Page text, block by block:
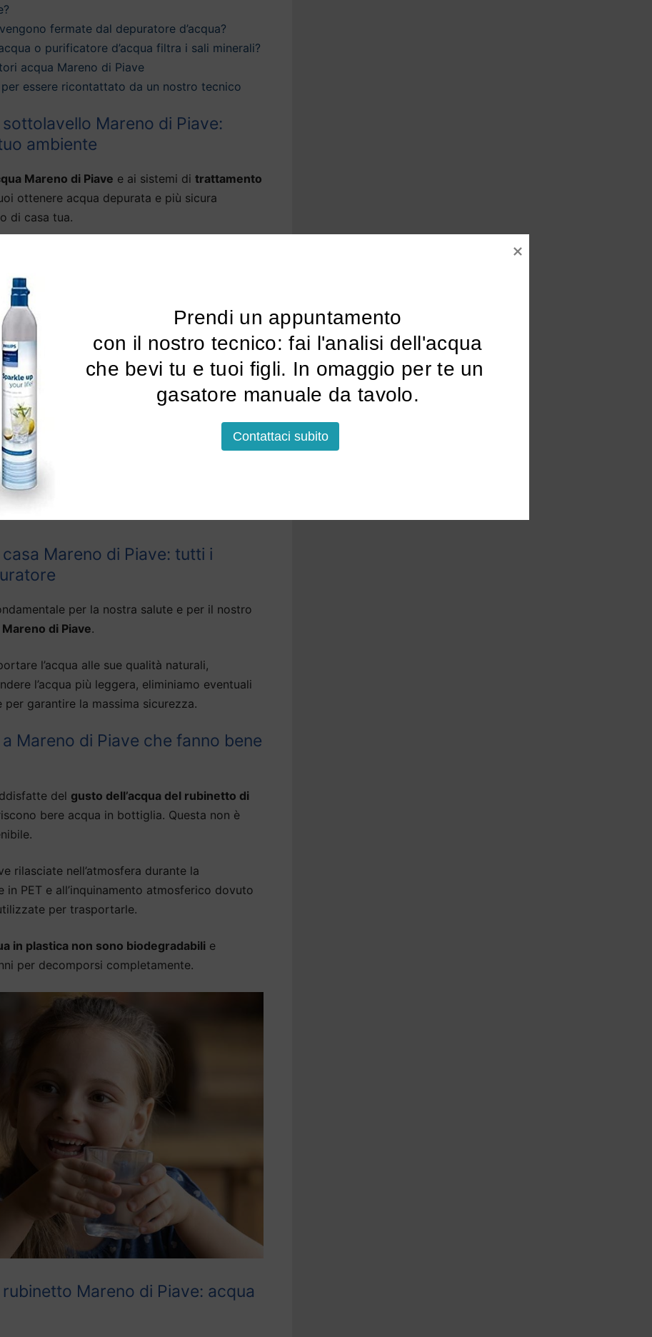
fermate dal depuratore d’acqua?
o purificatore d’acqua filtra i sali minerali?
acqua Mareno di Piave
essere ricontattato da un nostro tecnico
Mareno di Piave:
ambiente
Mareno di Piave e ai sistemi di trattamento
ottenere acqua depurata e più sicura
di casa tua.
una vasta gamma di sistemi di
l’odore del cloro e ogni traccia di sostanze
pesanti, pfas, piombo e pesticidi.
per acqua di rubinetto a Mareno di Piave
i residui fissi, rendendo l’acqua più
soluzioni che erogano, tramite il depuratore
installato, acqua bollente, fredda o frizzante.
l’installazione a Mareno di Piave
alcuni modelli, anche sotto la base della
Mareno di Piave: tutti i
per la nostra salute e per il nostro
di Piave.
l’acqua alle sue qualità naturali,
l’acqua più leggera, eliminiamo eventuali
garantire la massima sicurezza.
Mareno di Piave che fanno bene
del gusto dell’acqua del rubinetto di
bere acqua in bottiglia. Questa non è
rilasciate nell’atmosfera durante la
PET e all’inquinamento atmosferico dovuto
per trasportarle.
in plastica non sono biodegradabili e
per decomporsi completamente.
Mareno di Piave: acqua
Prendi un appuntamento
che bevi tu e tuoi figli. In omaggio per te un
gasatore manuale da tavolo.
Contattaci subito